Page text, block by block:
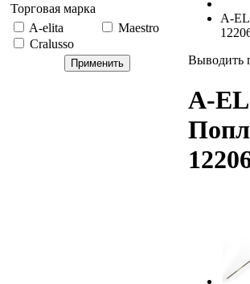
Торговая марка
A-elita
Cralusso
Maestro
A-
Выводить
A-